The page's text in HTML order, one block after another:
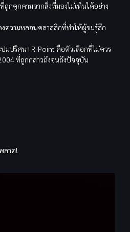
กคุกคามจากสิ่งที่มองไม่เห็นได้อย่าง
ความหลอนคลาสสิกที่ทำให้ผู้ชมรู้สึก
ปริศนา R-Point คือตัวเลือกที่ไม่ควร
ที่ถูกกล่าวถึงจนถึงปัจจุบัน
ลาด!